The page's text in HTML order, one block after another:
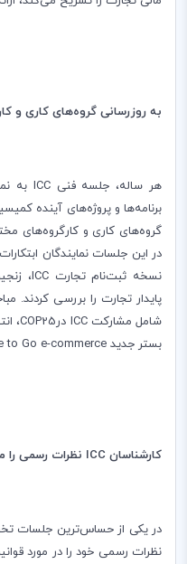
به روزرسانی گروه‌های کاری و
هر ساله‌، جلسه فنی ICCبه
برنامه‌ها و پروژه‌های آینده
گروه‌های کاری و کارگروه‌های
در این جلسات نمایندگان
نسخه ثبت‌نام تجارت‌ ICC،
پایدار تجارت را بررسی کردند.
شامل مشارکت ICC در‌COP25‌،
بستر جدید to Go e-commerce
کارشناسان ICC نظرات رسمی را
در یکی از حساس‌ترین جلسات
نظرات رسمی خود را در مورد